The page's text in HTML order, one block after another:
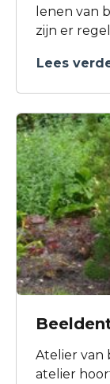
lenen van
zijn er
het gebied
Lees
Atelier van
atelier